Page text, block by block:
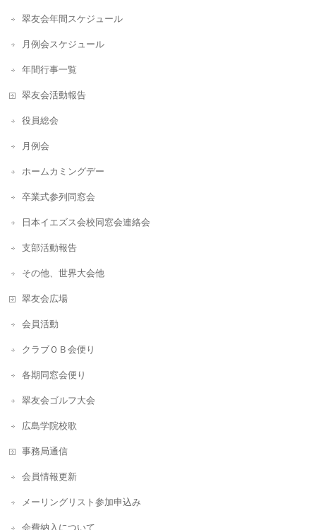
翠友会年間スケジュール
月例会スケジュール
年間行事一覧
翠友会活動報告
役員総会
月例会
ホームカミングデー
卒業式参列同窓会
日本イエズス会校同窓会連絡会
支部活動報告
その他、世界大会他
翠友会広場
会員活動
クラブＯＢ会便り
各期同窓会便り
翠友会ゴルフ大会
広島学院校歌
事務局通信
会員情報更新
メーリングリスト参加申込み